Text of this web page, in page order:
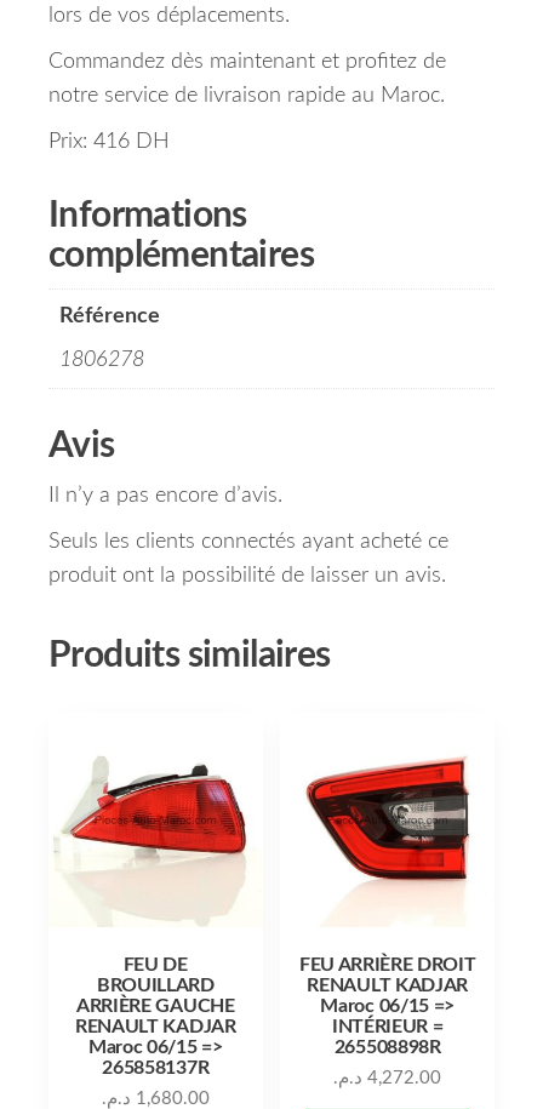
lors de vos déplacements.
Commandez dès maintenant et profitez de
notre service de livraison rapide au Maroc.
Prix: 416 DH
Informations
complémentaires
Référence
1806278
Avis
Il n’y a pas encore d’avis.
Seuls les clients connectés ayant acheté ce
produit ont la possibilité de laisser un avis.
Produits similaires
FEU DE
BROUILLARD
ARRIÈRE GAUCHE
RENAULT KADJAR
Maroc 06/15 =>
265858137R
1,680.00 د.م.
FEU ARRIÈRE DROIT
RENAULT KADJAR
Maroc 06/15 =>
INTÉRIEUR =
265508898R
4,272.00 د.م.